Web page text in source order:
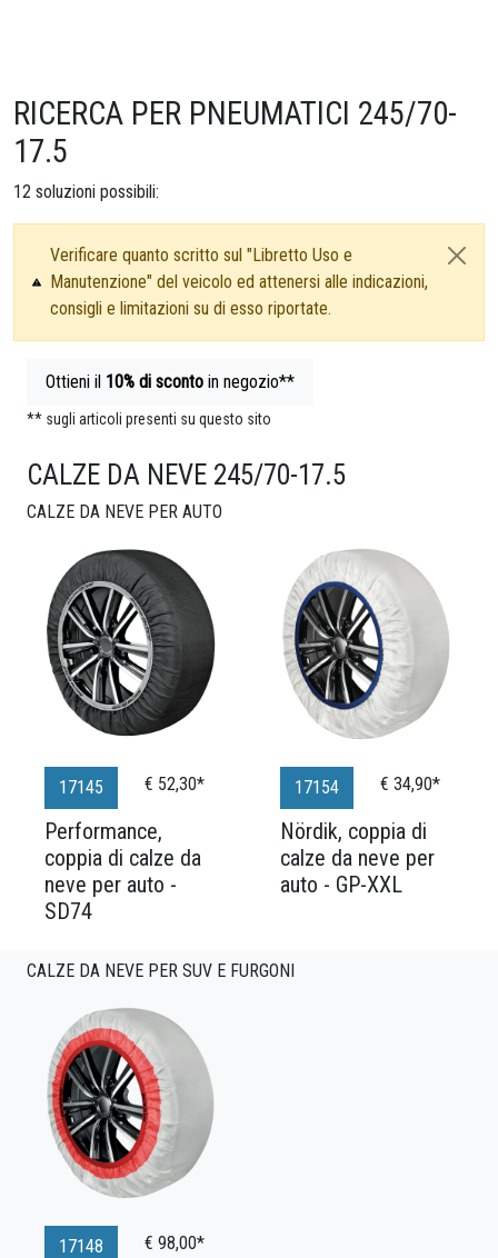
RICERCA PER PNEUMATICI 245/70-
17.5
12 soluzioni possibili:
Verificare quanto scritto sul "Libretto Uso e
Manutenzione" del veicolo ed attenersi alle indicazioni,
consigli e limitazioni su di esso riportate.
CALZE DA NEVE 245/70-17.5
CALZE DA NEVE PER AUTO
Ottieni il 10% di sconto in negozio**
** sugli articoli presenti su questo sito
17145 € 52,30*
Performance,
coppia di calze da
neve per auto -
SD74
17154 € 34,90*
Nördik, coppia di
calze da neve per
auto - GP-XXL
CALZE DA NEVE PER SUV E FURGONI
17148 € 98,00*